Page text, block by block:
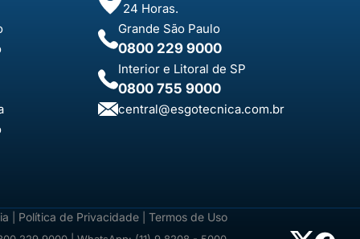
24 Horas.
Grande São Paulo
0800 229 9000
Interior e Litoral de SP
0800 755 9000
central@esgotecnica.com.br
Política de Privacidade| Termos de Uso